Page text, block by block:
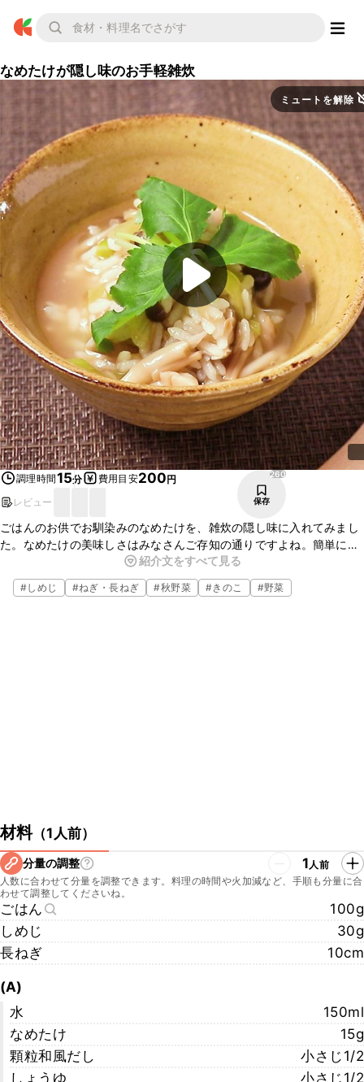
なめたけが隠し味のお手軽雑炊
ミュートを解除
調理時間15分 費用目安200円
レビュー
260
保存
ごはんのお供でお馴染みのなめたけを、雑炊の隠し味に入れてみまし
た。なめたけの美味しさはみなさんご存知の通りですよね。簡単に味
が調うので、お料理が苦手な方にも失敗知らずでお作り頂けます。具
材のアレンジも楽しんでみてくださいね。
紹介文をすべて見る
#しめじ #ねぎ・長ねぎ #秋野菜 #きのこ #野菜
材料（1人前）
分量の調整 1人前
人数に合わせて分量を調整できます。料理の時間や火加減など、手順も分量に合
わせて調整してくださいね。
ごはん
100g
しめじ
30g
長ねぎ
10cm
(A)
水
150ml
なめたけ
15g
顆粒和風だし
小さじ1/2
しょうゆ
小さじ1/2